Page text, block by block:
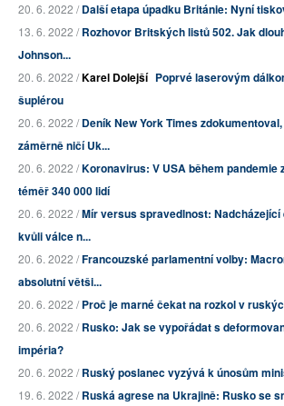
20. 6. 2022 /Další etapa úpadku Británie: Nyní
13. 6. 2022 /Rozhovor Britských listů 502. Jak
Johnson...
20. 6. 2022 /Karel Dolejší Poprvé laserovým
šuplérou
20. 6. 2022 /Deník New York Times
záměrně ničí Uk...
20. 6. 2022 /Koronavirus: V USA během pandemie
téměř 340 000 lidí
20. 6. 2022 /Mír versus spravedlnost:
kvůli válce n...
20. 6. 2022 /Francouzské parlamentní volby:
absolutní větši...
20. 6. 2022 /Proč je marné čekat na rozkol v
20. 6. 2022 /Rusko: Jak se vypořádat s
impéria?
20. 6. 2022 /Ruský poslanec vyzývá k únosům
19. 6. 2022 /Ruská agrese na Ukrajině: Rusko se